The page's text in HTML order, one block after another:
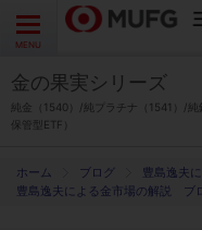
CLOSE
MENU
ブログ
豊島逸夫
豊島逸夫による金市場の解説 ブ
金の果実シリーズ
純金（1540）/純プラチナ（1541）/
保管型ETF）
金
よくあるご質問